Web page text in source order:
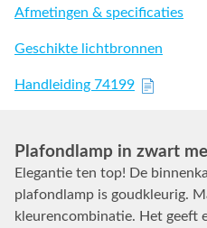
Afmetingen & specificaties
Geschikte lichtbronnen
Handleiding 74199
Plafondlamp in zwart
Elegantie ten top! De
plafondlamp is goudkleurig.
kleurencombinatie. Het geeft